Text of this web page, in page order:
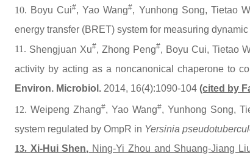
10. Boyu Cui#, Yao Wang#, Yunhong Song, Tietao
energy transfer (BRET) system for measuring
11. Shengjuan Xu#, Zhong Peng#, Boyu Cui, Tietao
activity by acting as a noncanonical chaperone to
Environ. Microbiol. 2014, 16(4):1090-104 (cited by
12. Weipeng Zhang#, Yao Wang#, Yunhong Song,
system regulated by OmpR in Yersinia
13. Xi-Hui Shen, Ning-Yi Zhou and Shuang-Jiang